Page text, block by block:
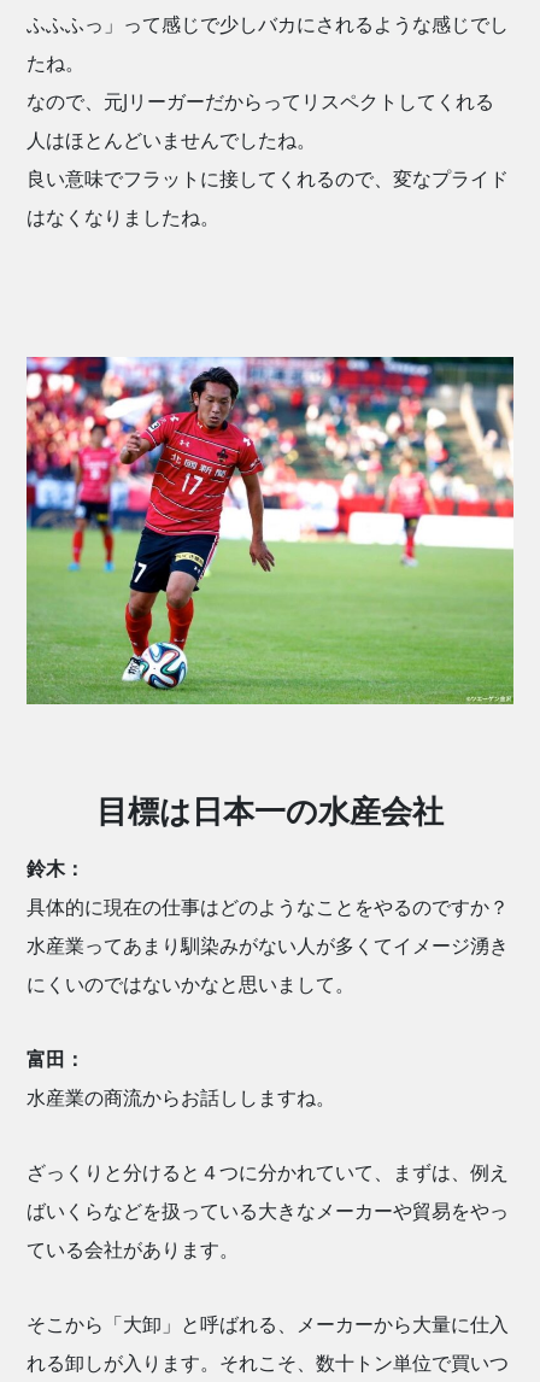
ふふふっ」って感じで少しバカにされるような感じでし
たね。
なので、元Jリーガーだからってリスペクトしてくれる
人はほとんどいませんでしたね。
良い意味でフラットに接してくれるので、変なプライド
はなくなりましたね。
目標は日本一の水産会社
鈴木：
具体的に現在の仕事はどのようなことをやるのですか？
水産業ってあまり馴染みがない人が多くてイメージ湧き
にくいのではないかなと思いまして。
富田：
水産業の商流からお話ししますね。
ざっくりと分けると４つに分かれていて、まずは、例え
ばいくらなどを扱っている大きなメーカーや貿易をやっ
ている会社があります。
そこから「大卸」と呼ばれる、メーカーから大量に仕入
れる卸しが入ります。それこそ、数十トン単位で買いつ